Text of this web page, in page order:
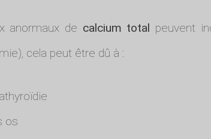
anormaux de calcium total peuvent
cela peut être dû à :
os